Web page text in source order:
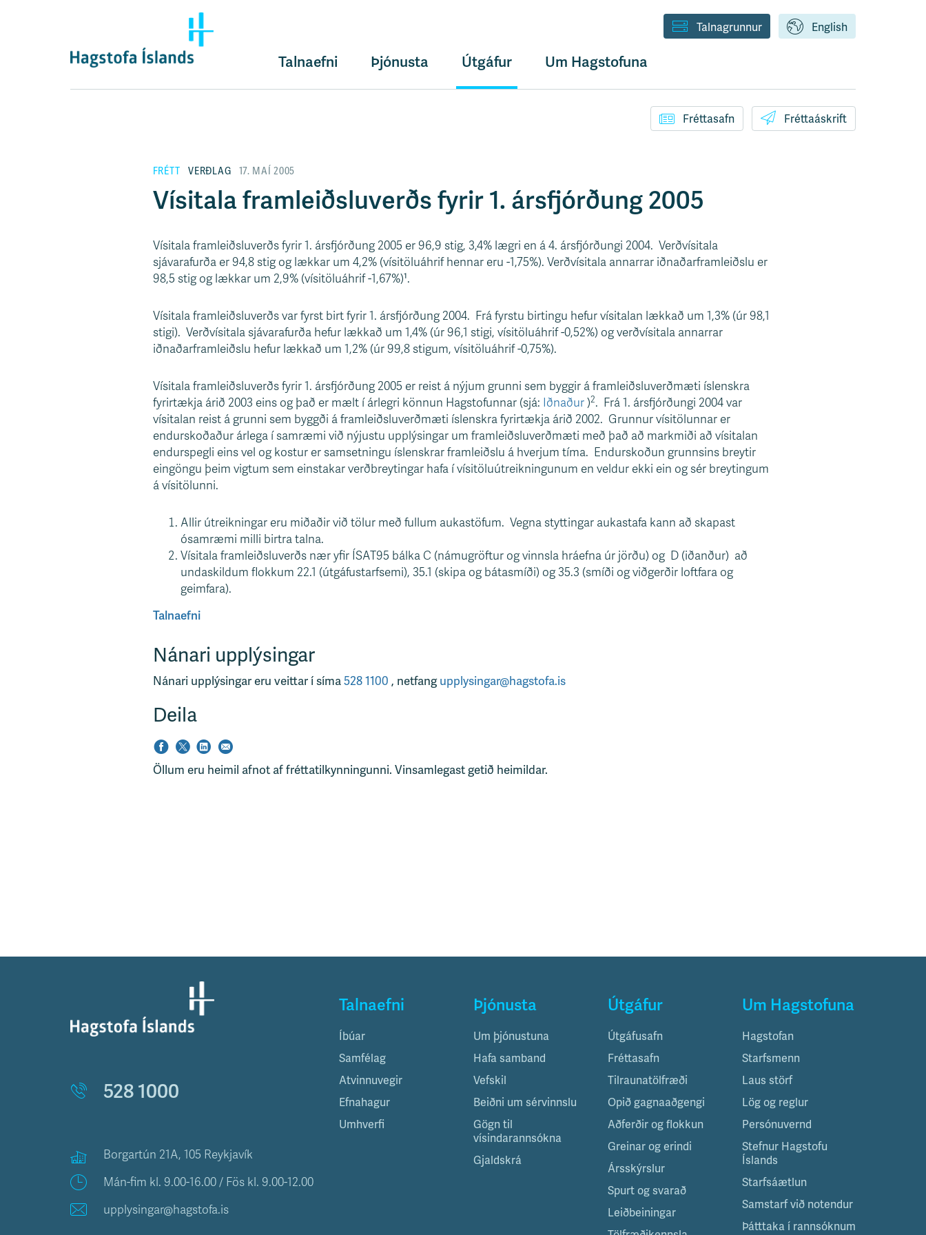
English
Talnagrunnur
Talnaefni Þjónusta Útgáfur Um Hagstofuna
Fréttasafn Fréttaáskrift
FRÉTT VERÐLAG 17. MAÍ 2005
Vísitala framleiðsluverðs fyrir 1. ársfjórðung 2005
Vísitala framleiðsluverðs fyrir 1. ársfjórðung 2005 er 96,9 stig, 3,4% lægri en á 4. ársfjórðungi 2004. Verðvísitala
sjávarafurða er 94,8 stig og lækkar um 4,2% (vísitöluáhrif hennar eru -1,75%). Verðvísitala annarrar iðnaðarframleiðslu er
98,5 stig og lækkar um 2,9% (vísitöluáhrif -1,67%)¹.
Vísitala framleiðsluverðs var fyrst birt fyrir 1. ársfjórðung 2004. Frá fyrstu birtingu hefur vísitalan lækkað um 1,3% (úr 98,1
stigi). Verðvísitala sjávarafurða hefur lækkað um 1,4% (úr 96,1 stigi, vísitöluáhrif -0,52%) og verðvísitala annarrar
iðnaðarframleiðslu hefur lækkað um 1,2% (úr 99,8 stigum, vísitöluáhrif -0,75%).
Vísitala framleiðsluverðs fyrir 1. ársfjórðung 2005 er reist á nýjum grunni sem byggir á framleiðsluverðmæti íslenskra
fyrirtækja árið 2003 eins og það er mælt í árlegri könnun Hagstofunnar (sjá: Iðnaður)2. Frá 1. ársfjórðungi 2004 var
vísitalan reist á grunni sem byggði á framleiðsluverðmæti íslenskra fyrirtækja árið 2002. Grunnur vísitölunnar er
endurskoðaður árlega í samræmi við nýjustu upplýsingar um framleiðsluverðmæti með það að markmiði að vísitalan
endurspegli eins vel og kostur er samsetningu íslenskrar framleiðslu á hverjum tíma. Endurskoðun grunnsins breytir
eingöngu þeim vigtum sem einstakar verðbreytingar hafa í vísitöluútreikningunum en veldur ekki ein og sér breytingum
á vísitölunni.
Allir útreikningar eru miðaðir við tölur með fullum aukastöfum. Vegna styttingar aukastafa kann að skapast
ósamræmi milli birtra talna.
Vísitala framleiðsluverðs nær yfir ÍSAT95 bálka C (námugröftur og vinnsla hráefna úr jörðu) og D (iðanður) að
undaskildum flokkum 22.1 (útgáfustarfsemi), 35.1 (skipa og bátasmíði) og 35.3 (smíði og viðgerðir loftfara og
geimfara).
Talnaefni
Nánari upplýsingar
Nánari upplýsingar eru veittar í síma528 1100 , netfangupplysingar@hagstofa.is
Deila
Öllum eru heimil afnot af fréttatilkynningunni. Vinsamlegast getið heimildar.
528 1000
Borgartún 21A, 105 Reykjavík
Mán-fim kl. 9.00-16.00 / Fös kl. 9.00-12.00
upplysingar@hagstofa.is
Talnaefni
Íbúar
Samfélag
Atvinnuvegir
Efnahagur
Umhverfi
Þjónusta
Um þjónustuna
Hafa samband
Vefskil
Beiðni um sérvinnslu
Gögn til
vísindarannsókna
Gjaldskrá
Útgáfur
Útgáfusafn
Fréttasafn
Tilraunatölfræði
Opið gagnaaðgengi
Aðferðir og flokkun
Greinar og erindi
Ársskýrslur
Spurt og svarað
Leiðbeiningar
Um Hagstofuna
Hagstofan
Starfsmenn
Laus störf
Lög og reglur
Persónuvernd
Stefnur Hagstofu
Íslands
Starfsáætlun
Samstarf við notendur
Þátttaka í rannsóknum